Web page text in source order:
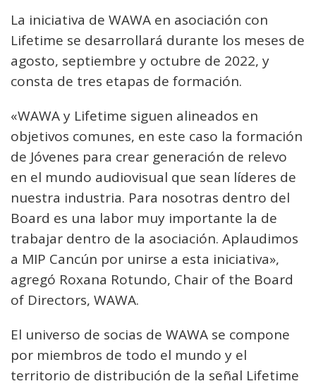
La iniciativa de WAWA en asociación con
Lifetime se desarrollará durante los meses de
agosto, septiembre y octubre de 2022, y
consta de tres etapas de formación.
«WAWA y Lifetime siguen alineados en
objetivos comunes, en este caso la formación
de Jóvenes para crear generación de relevo
en el mundo audiovisual que sean líderes de
nuestra industria. Para nosotras dentro del
Board es una labor muy importante la de
trabajar dentro de la asociación. Aplaudimos
a MIP Cancún por unirse a esta iniciativa»,
agregó Roxana Rotundo, Chair of the Board
of Directors, WAWA.
El universo de socias de WAWA se compone
por miembros de todo el mundo y el
territorio de distribución de la señal Lifetime